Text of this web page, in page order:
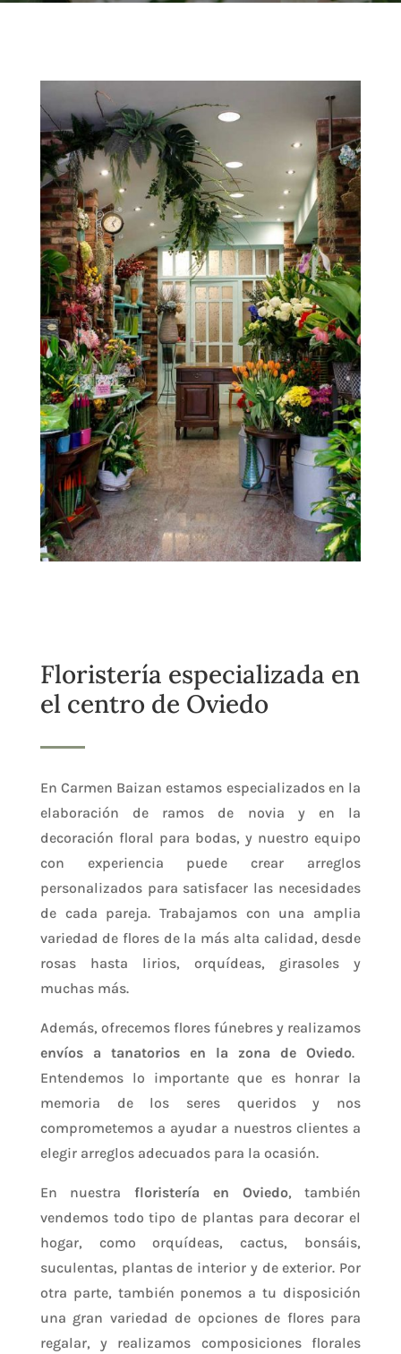
Floristería especializada en
el centro de Oviedo
En Carmen Baizan estamos especializados en la
elaboración de ramos de novia y en la
decoración floral para bodas, y nuestro equipo
con experiencia puede crear arreglos
personalizados para satisfacer las necesidades
de cada pareja. Trabajamos con una amplia
variedad de flores de la más alta calidad, desde
rosas hasta lirios, orquídeas, girasoles y
muchas más.
Además, ofrecemos flores fúnebres y realizamos
envíos a tanatorios en la zona de Oviedo.
Entendemos lo importante que es honrar la
memoria de los seres queridos y nos
comprometemos a ayudar a nuestros clientes a
elegir arreglos adecuados para la ocasión.
En nuestrafloristería en Oviedo, también
vendemos todo tipo de plantas para decorar el
hogar, como orquídeas, cactus, bonsáis,
suculentas, plantas de interior y de exterior. Por
otra parte, también ponemos a tu disposición
una gran variedad de opciones de flores para
regalar, y realizamos composiciones florales